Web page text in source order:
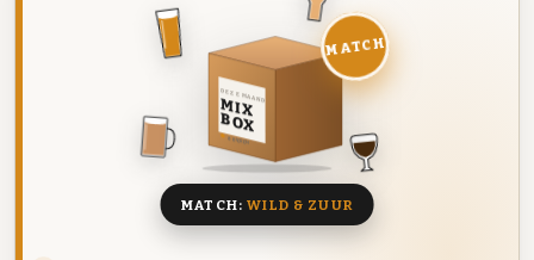
DEZE MAAND
MIX
BOX
8 BIEREN
MATCH
MATCH:WILD & ZUUR